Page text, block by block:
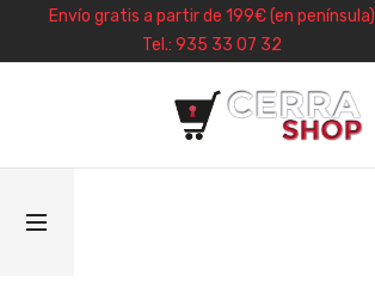
Envío gratis a partir de 199€ (en península)
Tel.: 935 33 07 32